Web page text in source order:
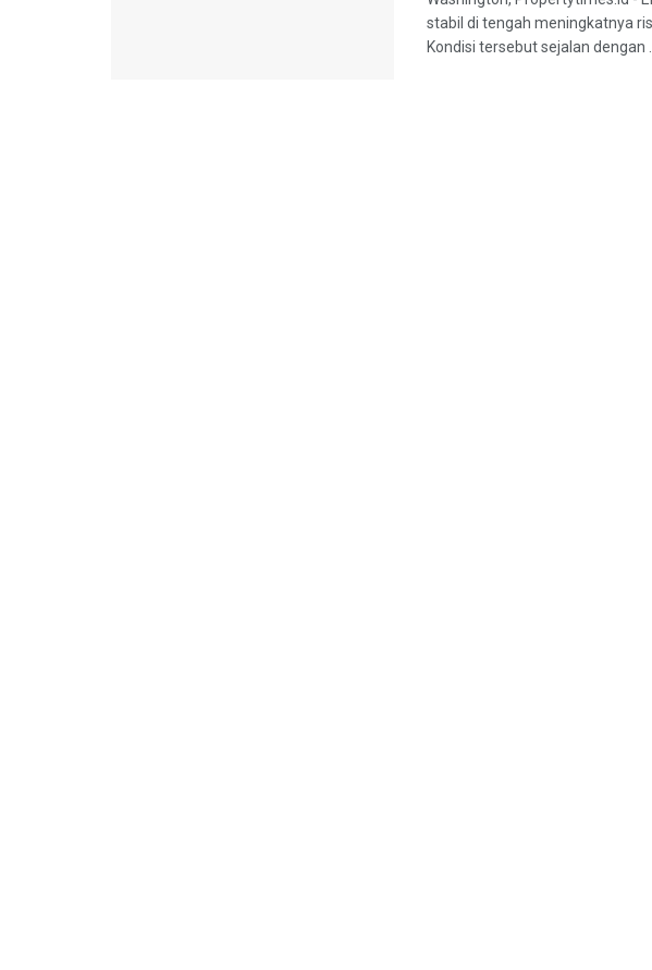
stabil di tengah meningkatnya
Kondisi tersebut sejalan dengan ...